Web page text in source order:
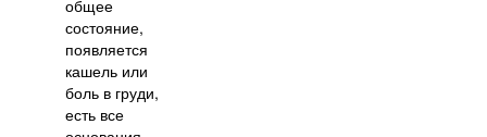
общее
состояние,
появляется
кашель или
боль в груди,
есть все